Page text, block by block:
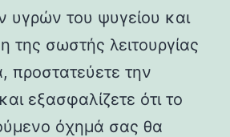
υγρών του ψυγείου και
της σωστής λειτουργίας
προστατεύετε την
εξασφαλίζετε ότι το
όχημά σας θα